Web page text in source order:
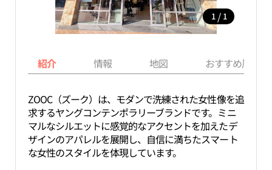
1 / 1
紹介 情報 地図 おすすめ周辺
ZOOC（ズーク）は、モダンで洗練された女性像を追
求するヤングコンテンポラリーブランドです。ミニ
マルなシルエットに感覚的なアクセントを加えたデ
ザインのアパレルを展開し、自信に満ちたスマート
な女性のスタイルを体現しています。